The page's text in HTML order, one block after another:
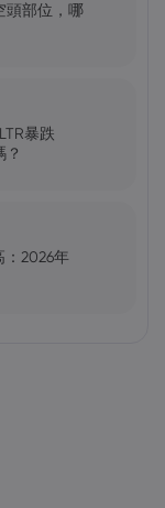
頭部位，哪
暴跌
：2026年